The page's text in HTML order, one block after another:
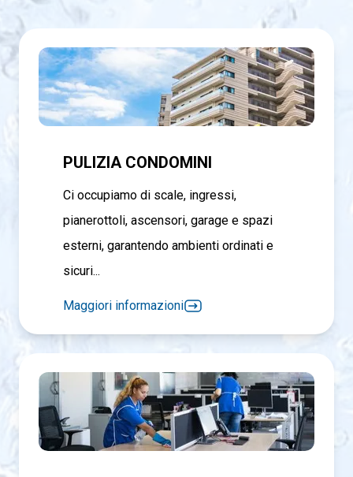
PULIZIA CONDOMINI
Ci occupiamo di scale, ingressi,
pianerottoli, ascensori, garage e spazi
esterni, garantendo ambienti ordinati e
sicuri...
Maggiori informazioni